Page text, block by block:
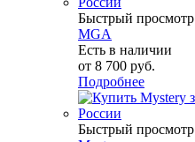
Быстрый просмотр
MGA
Есть в наличии
от 8 700 руб.
Подробнее
Быстрый просмотр